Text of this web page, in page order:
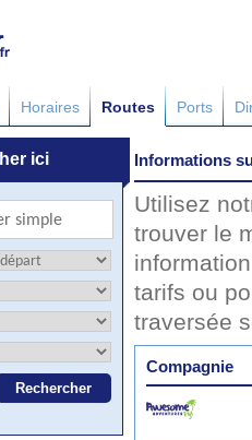
Horaires Routes Ports
Informations
Utilisez
trouver le
tarifs ou
traversée
Compagnie